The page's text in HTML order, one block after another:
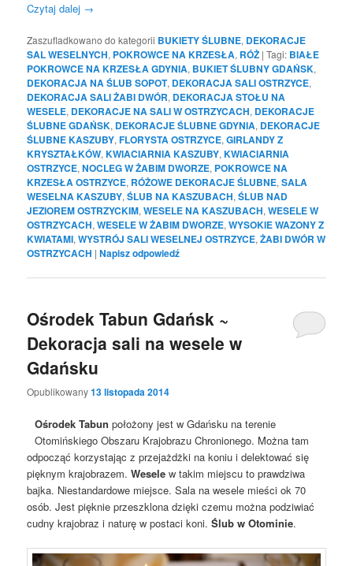
Czytaj dalej →
Zaszufladkowano do kategorii BUKIETY ŚLUBNE, DEKORACJE
SAL WESELNYCH, POKROWCE NA KRZESŁA, RÓŻ |Tagi: BIAŁE
POKROWCE NA KRZESŁA GDYNIA, BUKIET ŚLUBNY GDAŃSK,
DEKORACJA NA ŚLUB SOPOT, DEKORACJA SALI OSTRZYCE,
DEKORACJA SALI ŻABI DWÓR, DEKORACJA STOŁU NA
WESELE, DEKORACJE NA SALI W OSTRZYCACH, DEKORACJE
ŚLUBNE GDAŃSK, DEKORACJE ŚLUBNE GDYNIA, DEKORACJE
ŚLUBNE KASZUBY,FLORYSTA OSTRZYCE,GIRLANDY Z
KRYSZTAŁKÓW,KWIACIARNIA KASZUBY,KWIACIARNIA
OSTRZYCE,NOCLEG W ŻABIM DWORZE, POKROWCE NA
KRZESŁA OSTRZYCE, RÓŻOWE DEKORACJE ŚLUBNE,SALA
WESELNA KASZUBY,ŚLUB NA KASZUBACH,ŚLUB NAD
JEZIOREM OSTRZYCKIM,WESELE NA KASZUBACH,WESELE W
OSTRZYCACH,WESELE W ŻABIM DWORZE,WYSOKIE WAZONY Z
KWIATAMI,WYSTRÓJ SALI WESELNEJ OSTRZYCE,ŻABI DWÓR W
OSTRZYCACH |Napisz odpowiedź
Ośrodek Tabun Gdańsk ~
Dekoracja sali na wesele w
Gdańsku
Opublikowany13 listopada 2014
Ośrodek Tabun położony jest w Gdańsku na terenie
Otomińskiego Obszaru Krajobrazu Chronionego. Można tam
odpocząć korzystając z przejażdżki na koniu i delektować się
pięknym krajobrazem.Wesele w takim miejscu to prawdziwa
bajka. Niestandardowe miejsce. Sala na wesele mieści ok 70
osób. Jest pięknie przeszklona dzięki czemu można podziwiać
cudny krajobraz i naturę w postaci koni.Ślub w Otominie.